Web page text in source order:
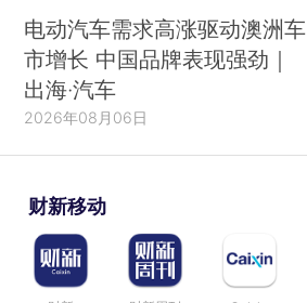
电动汽车需求高涨驱动澳洲车
市增长 中国品牌表现强劲｜
出海·汽车
2026年08月06日
财新移动